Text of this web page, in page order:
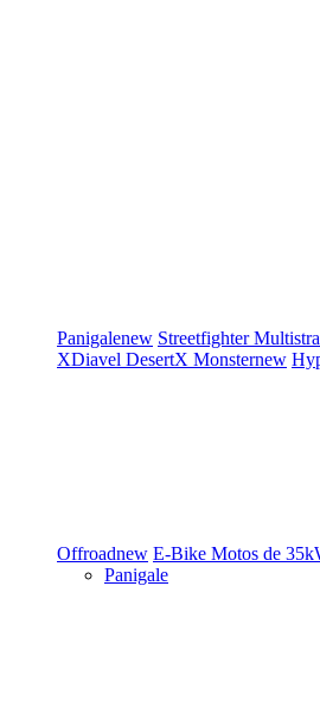
Panigalenew Streetfighter
XDiavel DesertX Monsternew
Offroadnew E-Bike Motos de
Panigale